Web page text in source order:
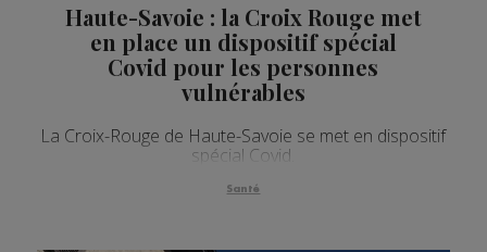
Haute-Savoie : la Croix Rouge met
en place un dispositif spécial
Covid pour les personnes
vulnérables
La Croix-Rouge de Haute-Savoie se met en dispositif
spécial Covid.
Santé